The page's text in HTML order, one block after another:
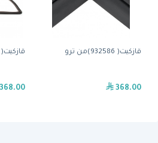
قازكيت( 932586)من ترو
368.00
قازكيت( 810810)من ترو